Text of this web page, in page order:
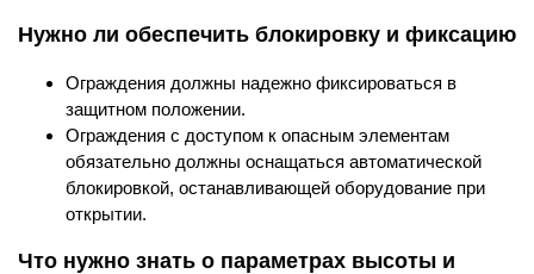
Нужно ли обеспечить блокировку и фиксацию
Ограждения должны надежно фиксироваться в
защитном положении.
Ограждения с доступом к опасным элементам
обязательно должны оснащаться автоматической
блокировкой, останавливающей оборудование при
открытии.
Что нужно знать о параметрах высоты и